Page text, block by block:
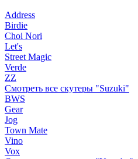
Address
Birdie
Choi Nori
Let's
Street Magic
Verde
ZZ
Смотреть все скутеры "Suzuki"
BWS
Gear
Jog
Town Mate
Vino
Vox